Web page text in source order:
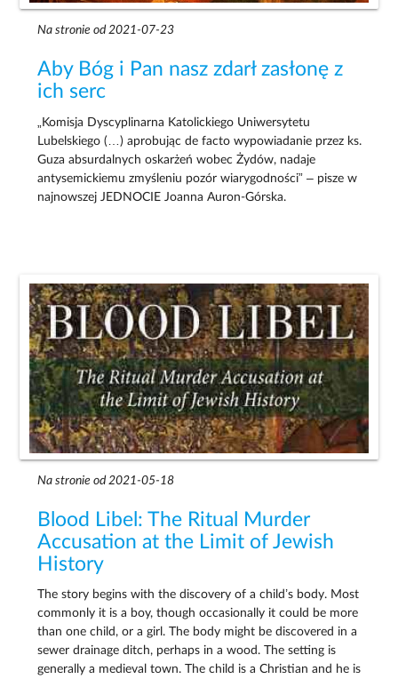
Na stronie od 2021-07-23
Aby Bóg i Pan nasz zdarł zasłonę z
ich serc
„Komisja Dyscyplinarna Katolickiego Uniwersytetu
Lubelskiego (…) aprobując de facto wypowiadanie przez ks.
Guza absurdalnych oskarżeń wobec Żydów, nadaje
antysemickiemu zmyśleniu pozór wiarygodności” – pisze w
najnowszej JEDNOCIE Joanna Auron-Górska.
Na stronie od 2021-05-18
Blood Libel: The Ritual Murder
Accusation at the Limit of Jewish
History
The story begins with the discovery of a child’s body. Most
commonly it is a boy, though occasionally it could be more
than one child, or a girl. The body might be discovered in a
sewer drainage ditch, perhaps in a wood. The setting is
generally a medieval town. The child is a Christian and he is